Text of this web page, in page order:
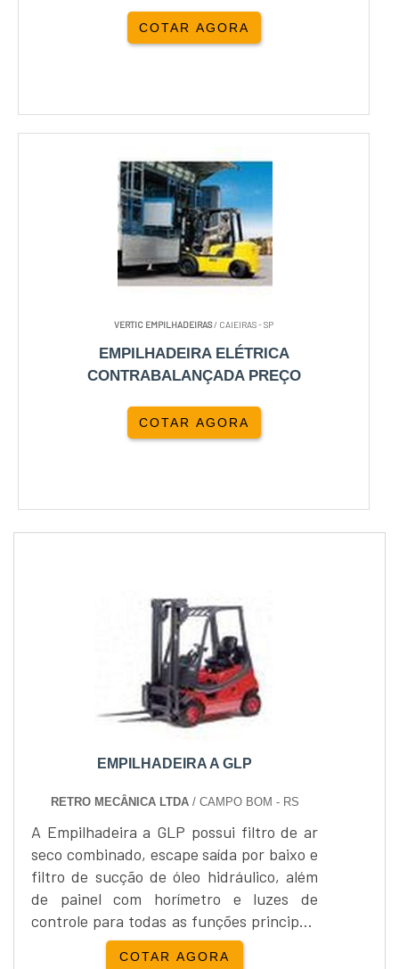
COTAR AGORA
VERTIC EMPILHADEIRAS/ CAIEIRAS - SP
EMPILHADEIRA ELÉTRICA
CONTRABALANÇADA PREÇO
COTAR AGORA
EMPILHADEIRA A GLP
RETRO MECÂNICA LTDA / CAMPO BOM - RS
A Empilhadeira a GLP possui filtro de ar
seco combinado, escape saída por baixo e
filtro de sucção de óleo hidráulico, além
de painel com horímetro e luzes de
controle para todas as funções principais
e Protetor de carga.A Empilhadeira a GLP
COTAR AGORA